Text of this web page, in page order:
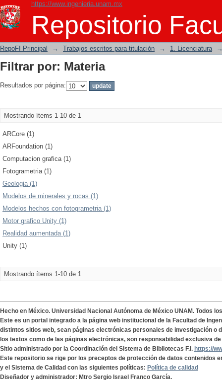
https://www.ingenieria.unam.mx
Repositorio
Filtrar por: Materia
RepoFI Principal → Trabajos escritos para titulación → 1. Licenciatura
Filtrar por: Materia
Resultados por página:
Mostrando ítems 1-10 de 1
ARCore (1)
ARFoundation (1)
Computacion grafica (1)
Fotogrametria (1)
Geologia (1)
Modelos de minerales y rocas (1)
Modelos hechos con fotogrametria (1)
Motor grafico Unity (1)
Realidad aumentada (1)
Unity (1)
Mostrando ítems 1-10 de 1
Hecho en México. Universidad Nacional Autónoma de México UNAM. Todos
Este es un portal integrado a la página web institucional de la Facultad de
distintos sitios web, sean páginas electrónicas personales de investigación o
los textos como de las páginas electrónicas, son responsabilidad exclusiva
Sitio administrado por la Coordinación del Sistema de Bibliotecas F.I. https://
Este repositorio se rige por los preceptos de protección de datos contenidos
y el Sistema de Calidad con las siguientes políticas: Política de calidad
Diseñador y administrador: Mtro Sergio Israel Franco García.